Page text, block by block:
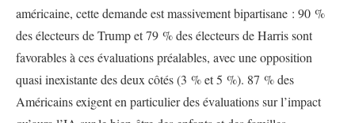
américaine, cette demande est massivement bipartisane : 90 %
des électeurs de Trump et 79 % des électeurs de Harris sont
favorables à ces évaluations préalables, avec une opposition
quasi inexistante des deux côtés (3 % et 5 %). 87 % des
Américains exigent en particulier des évaluations sur l’impact